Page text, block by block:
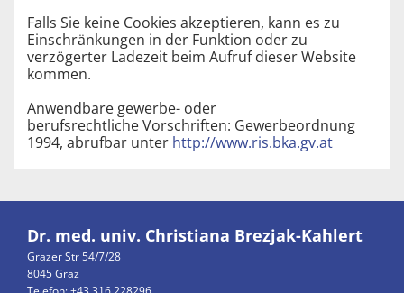
Falls Sie keine Cookies akzeptieren, kann es zu
Einschränkungen in der Funktion oder zu
verzögerter Ladezeit beim Aufruf dieser Website
kommen.
Anwendbare gewerbe- oder
berufsrechtliche Vorschriften: Gewerbeordnung
1994, abrufbar unter http://www.ris.bka.gv.at
Dr. med. univ. Christiana Brezjak-Kahlert
Grazer Str 54/7/28
8045 Graz